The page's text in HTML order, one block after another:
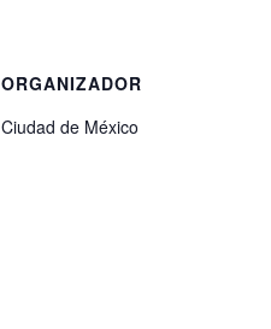
ORGANIZADOR
Ciudad de México